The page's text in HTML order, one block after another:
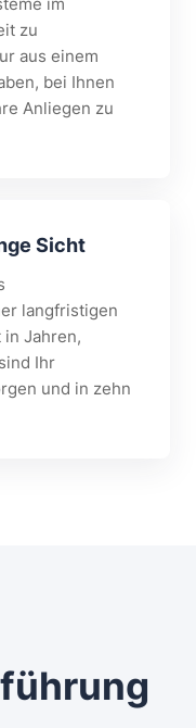
zu
aus einem
bei Ihnen
Anliegen zu
Sicht
langfristigen
Jahren,
Ihr
und in zehn